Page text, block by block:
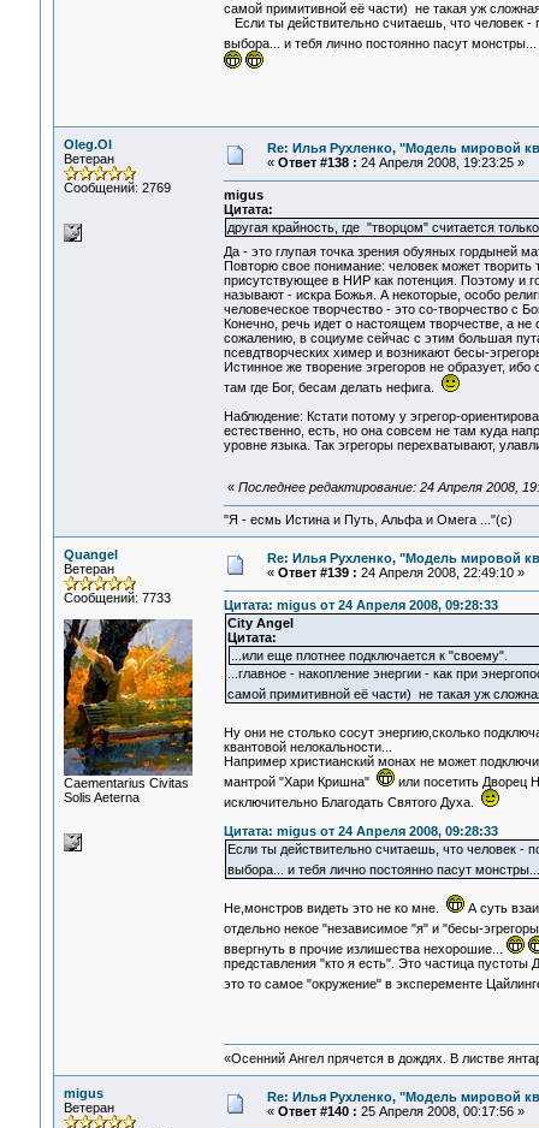
самой примитивной её части) не такая уж
Если ты действительно считаешь, что человек -
выбора... и тебя лично постоянно пасут
Oleg.Ol
Ветеран
Сообщений: 2769
Re: Илья Рухленко, "Модель мировой
« Ответ #138 : 24 Апреля 2008, 19:23:25 »
migus
Цитата:
другая крайность, где "творцом" считается
Да - это глупая точка зрения обуяных гордыней
Повторю свое понимание: человек может творить
присутствующее в НИР как потенция. Поэтому и
называют - искра Божья. А некоторые, особо
человеческое творчество - это со-творчество с
Конечно, речь идет о настоящем творчестве, а
сожалению, в социуме сейчас с этим большая
псевдтворческих химер и возникают бесы-
Истинное же творение эгрегоров не образует,
там где Бог, бесам делать нефига.
Наблюдение: Кстати потому у эгрегор-
естественно, есть, но она совсем не там куда
уровне языка. Так эгрегоры перехватывают,
« Последнее редактирование: 24 Апреля 2008,
"Я - есмь Истина и Путь, Альфа и Омега ..."(с)
Quangel
Ветеран
Сообщений: 7733
Сaementarius Civitas
Solis Aeterna
Re: Илья Рухленко, "Модель мировой
« Ответ #139 : 24 Апреля 2008, 22:49:10 »
Цитата: migus от 24 Апреля 2008, 09:28:33
City Angel
Цитата:
...или еще плотнее подключается к "своему".
...главное - накопление энергии - как при
самой примитивной её части) не такая уж
Ну они не столько сосут энергию,сколько
квантовой нелокальности...
Например христианский монах не может
мантрой "Хари Кришна"
или посетить Дворец
исключительно Благодать Святого Духа.
Цитата: migus от 24 Апреля 2008, 09:28:33
Если ты действительно считаешь, что человек -
выбора... и тебя лично постоянно пасут
Не,монстров видеть это не ко мне.
А суть
отдельно некое "независимое "я" и "бесы-
ввергнуть в прочие излишества нехорошие...
представления "кто я есть". Это частица
это то самое "окружение" в эксперементе
«Осенний Ангел прячется в дождях. В листве
migus
Ветеран
Re: Илья Рухленко, "Модель мировой
« Ответ #140 : 25 Апреля 2008, 00:17:56 »